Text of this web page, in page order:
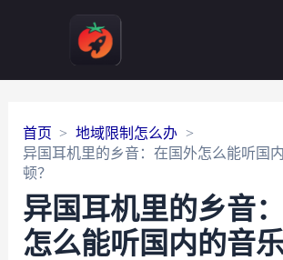
首页
地域限制怎么办
异国耳机里的乡音：在国外怎么能听国
顿？
异国耳机里的乡音
怎么能听国内的音